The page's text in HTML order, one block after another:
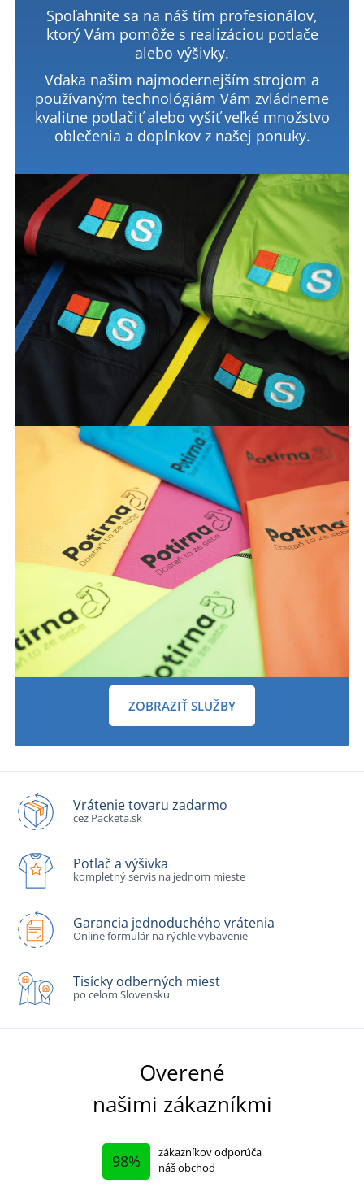
Spoľahnite sa na náš tím profesionálov,
ktorý Vám pomôže s realizáciou potlače
alebo výšivky.
Vďaka našim najmodernejším strojom a
používaným technológiám Vám zvládneme
kvalitne potlačiť alebo vyšiť veľké množstvo
oblečenia a doplnkov z našej ponuky.
ZOBRAZIŤ SLUŽBY
Vrátenie tovaru zadarmo
cez Packeta.sk
Potlač a výšivka
kompletný servis na jednom mieste
Garancia jednoduchého vrátenia
Online formulár na rýchle vybavenie
Tisícky odberných miest
po celom Slovensku
Overené
našimi zákazníkmi
98%
zákazníkov odporúča
náš obchod